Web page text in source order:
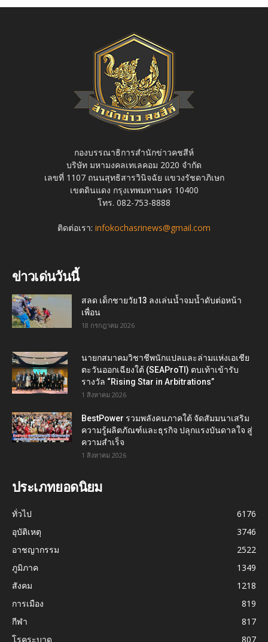
กองบรรณาธิการสำนักข่าวคชสีห์
บริษัท มหามงคลเทเลคอม 2020 จำกัด
เลขที่ 1107 ถนนสุทธิสารวินิจฉัย แขวงรัชดาภิเษก
เขตดินแดง กรุงเทพมหานคร 10400
โทร. 082-753-8888
ติดต่อเรา: infokochasrinews@gmail.com
ข่าวเด่นวันนี้
สลด เด็กชายวัย13 ลงเล่นน้ำจมน้ำดับต่อหน้า
เพื่อน
18 กรกฎาคม 2026
นายกสมาคมวิชาชีพนักแปลและล่ามแห่งเอเชีย
ตะวันออกเฉียงใต้ (SEAProTI) ตบเท้าเข้ารับ
รางวัล “Rising Star in Arbitrations”
1 สิงหาคม 2026
BestPower รวมพลังคนภาคใต้ จัดสัมมนาเสริม
ความรู้ผลิตภัณฑ์และธุรกิจ ปลุกแรงบันดาลใจ สู่
ความสำเร็จ
1 สิงหาคม 2026
ประเภทยอดนิยม
ทั่วไป
6176
อุบัติเหตุ
3746
อาชญากรรม
2522
ภูมิภาค
1349
สังคม
1218
การเมือง
819
กีฬา
817
โรคระบาด
807